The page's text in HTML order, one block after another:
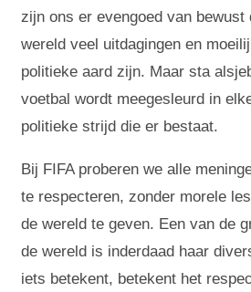
zijn ons er evengoed van bewust
wereld veel uitdagingen en
politieke aard zijn. Maar sta
voetbal wordt meegesleurd in
politieke strijd die er bestaat.
Bij FIFA proberen we alle
te respecteren, zonder morele
de wereld te geven. Een van de
de wereld is inderdaad haar
iets betekent, betekent het